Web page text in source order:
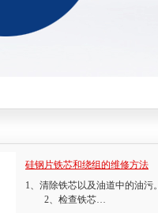
硅钢片铁芯和绕组的维修方法
1、清除铁芯以及油道中的油污。
2、检查铁芯…